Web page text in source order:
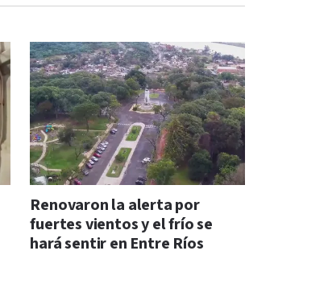
Renovaron la alerta por
fuertes vientos y el frío se
hará sentir en Entre Ríos